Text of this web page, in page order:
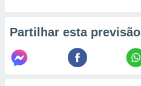
Partilhar esta previsão